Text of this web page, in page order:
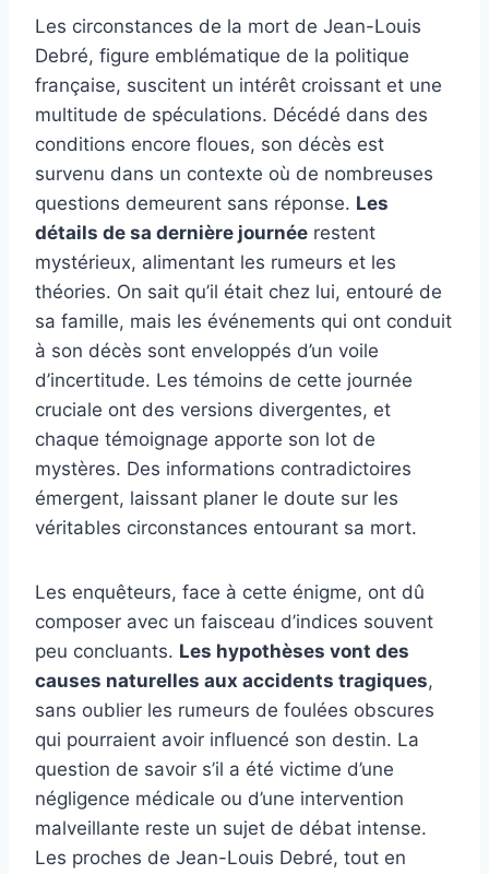
Les circonstances de la mort de Jean-Louis
Debré, figure emblématique de la politique
française, suscitent un intérêt croissant et une
multitude de spéculations. Décédé dans des
conditions encore floues, son décès est
survenu dans un contexte où de nombreuses
questions demeurent sans réponse. Les
détails de sa dernière journée restent
mystérieux, alimentant les rumeurs et les
théories. On sait qu’il était chez lui, entouré de
sa famille, mais les événements qui ont conduit
à son décès sont enveloppés d’un voile
d’incertitude. Les témoins de cette journée
cruciale ont des versions divergentes, et
chaque témoignage apporte son lot de
mystères. Des informations contradictoires
émergent, laissant planer le doute sur les
véritables circonstances entourant sa mort.
Les enquêteurs, face à cette énigme, ont dû
composer avec un faisceau d’indices souvent
peu concluants. Les hypothèses vont des
causes naturelles aux accidents tragiques,
sans oublier les rumeurs de foulées obscures
qui pourraient avoir influencé son destin. La
question de savoir s’il a été victime d’une
négligence médicale ou d’une intervention
malveillante reste un sujet de débat intense.
Les proches de Jean-Louis Debré, tout en